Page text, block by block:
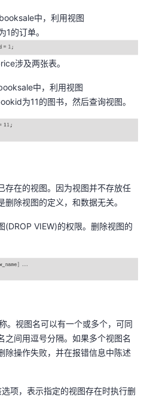
中，利用视图
的订单。
涉及两张表。
中，利用视图
为11的图书，然后查询视图。
存在的视图。因为视图并不存放任
除视图的定义，和数据无关。
(DROP VIEW)的权限。删除视图的
。视图名可以有一个或多个，可同
之间用逗号分隔。如果多个视图名
除操作失败，并在报错信息中陈述
项，表示指定的视图存在时执行删